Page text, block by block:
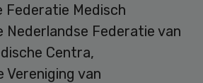
Federatie Medisch
Nederlandse Federatie van
Centra,
Vereniging van